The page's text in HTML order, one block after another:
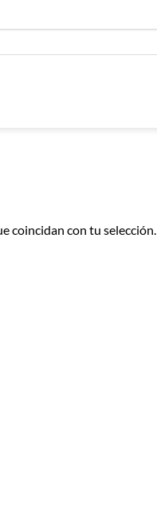
coincidan con tu selección.